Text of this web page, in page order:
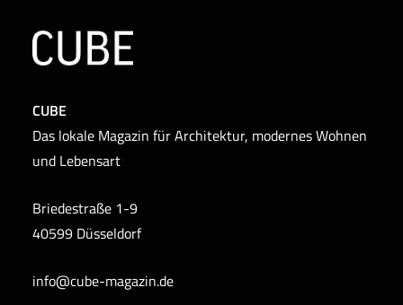
CUBE
Das lokale Magazin für Architektur, modernes Wohnen
und Lebensart
Briedestraße 1-9
40599 Düsseldorf
info@cube-magazin.de